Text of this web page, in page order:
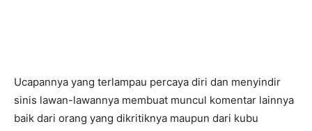
Ucapannya yang terlampau percaya diri dan menyindir
sinis lawan-lawannya membuat muncul komentar lainnya
baik dari orang yang dikritiknya maupun dari kubu